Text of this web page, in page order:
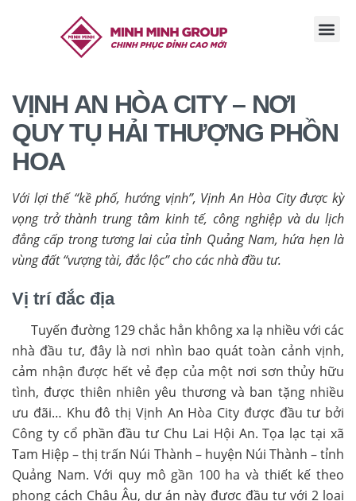
VỊNH AN HÒA CITY – NƠI
QUY TỤ HẢI THƯỢNG PHỒN
HOA
Với lợi thế “kề phố, hướng vịnh”, Vịnh An Hòa City được kỳ
vọng trở thành trung tâm kinh tế, công nghiệp và du lịch
đẳng cấp trong tương lai của tỉnh Quảng Nam, hứa hẹn là
vùng đất “vượng tài, đắc lộc” cho các nhà đầu tư.
Vị trí đắc địa
Tuyến đường 129 chắc hẳn không xa lạ nhiều với các
nhà đầu tư, đây là nơi nhìn bao quát toàn cảnh vịnh,
cảm nhận được hết vẻ đẹp của một nơi sơn thủy hữu
tình, được thiên nhiên yêu thương và ban tặng nhiều
ưu đãi… Khu đô thị Vịnh An Hòa City được đầu tư bởi
Công ty cổ phần đầu tư Chu Lai Hội An. Tọa lạc tại xã
Tam Hiệp – thị trấn Núi Thành – huyện Núi Thành – tỉnh
Quảng Nam. Với quy mô gần 100 ha và thiết kế theo
phong cách Châu Âu, dự án này được đầu tư với 2 loại